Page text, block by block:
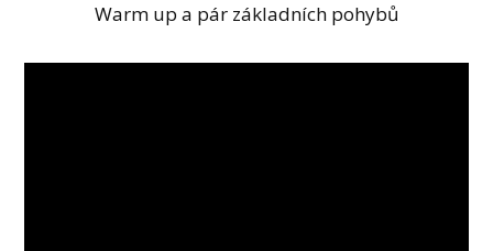
Warm up a pár základních pohybů